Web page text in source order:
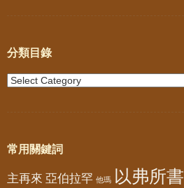
分類目錄
常用關鍵詞
主再來 亞伯拉罕 他瑪 以弗所書